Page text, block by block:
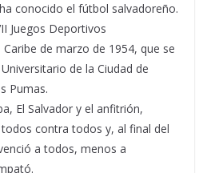
conocido el fútbol salvadoreño.
Juegos Deportivos
de marzo de 1954, que se
de la Ciudad de
Pumas.
El Salvador y el anfitrión,
contra todos y, al final del
a todos, menos a